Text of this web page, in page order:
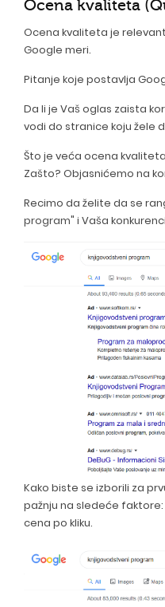
Ocena kvaliteta
Ocena kvaliteta je
Google meri.
Pitanje koje postavlja
Da li je Vaš oglas zaista
vodi do stranice koju žele
Što je veća ocena
Zašto? Objasnićemo na
Recimo da želite da se
program" i Vaša
Kako biste se izborili za
pažnju na sledeće
cena po kliku.